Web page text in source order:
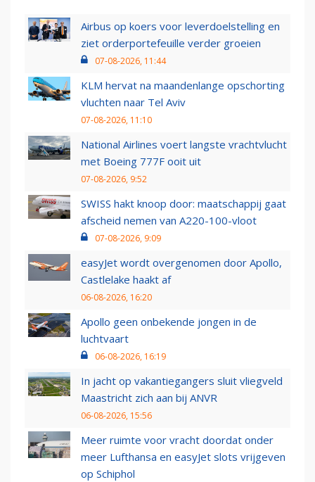
Airbus op koers voor leverdoelstelling en
ziet orderportefeuille verder groeien
07-08-2026, 11:44
KLM hervat na maandenlange opschorting
vluchten naar Tel Aviv
07-08-2026, 11:10
National Airlines voert langste vrachtvlucht
met Boeing 777F ooit uit
07-08-2026, 9:52
SWISS hakt knoop door: maatschappij gaat
afscheid nemen van A220-100-vloot
07-08-2026, 9:09
easyJet wordt overgenomen door Apollo,
Castlelake haakt af
06-08-2026, 16:20
Apollo geen onbekende jongen in de
luchtvaart
06-08-2026, 16:19
In jacht op vakantiegangers sluit vliegveld
Maastricht zich aan bij ANVR
06-08-2026, 15:56
Meer ruimte voor vracht doordat onder
meer Lufthansa en easyJet slots vrijgeven
op Schiphol